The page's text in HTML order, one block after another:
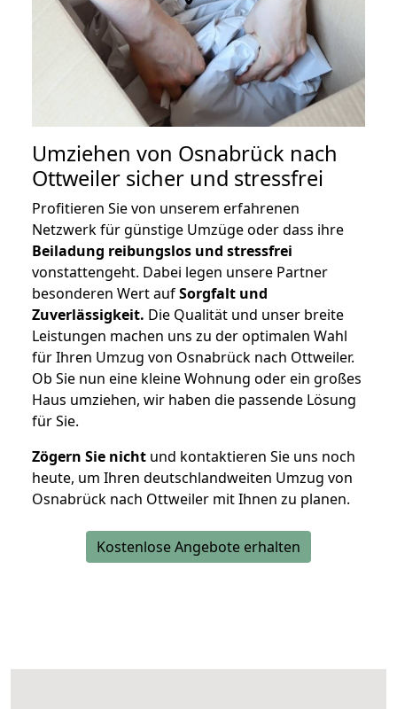
Umziehen von Osnabrück nach
Ottweiler sicher und stressfrei
Profitieren Sie von unserem erfahrenen
Netzwerk für günstige Umzüge oder dass ihre
Beiladung reibungslos und stressfrei
vonstattengeht. Dabei legen unsere Partner
besonderen Wert aufSorgfalt und
Zuverlässigkeit. Die Qualität und unser breite
Leistungen machen uns zu der optimalen Wahl
für Ihren Umzug von Osnabrück nach Ottweiler.
Ob Sie nun eine kleine Wohnung oder ein großes
Haus umziehen, wir haben die passende Lösung
für Sie.
Zögern Sie nicht und kontaktieren Sie uns noch
heute, um Ihren deutschlandweiten Umzug von
Osnabrück nach Ottweiler mit Ihnen zu planen.
Kostenlose Angebote erhalten